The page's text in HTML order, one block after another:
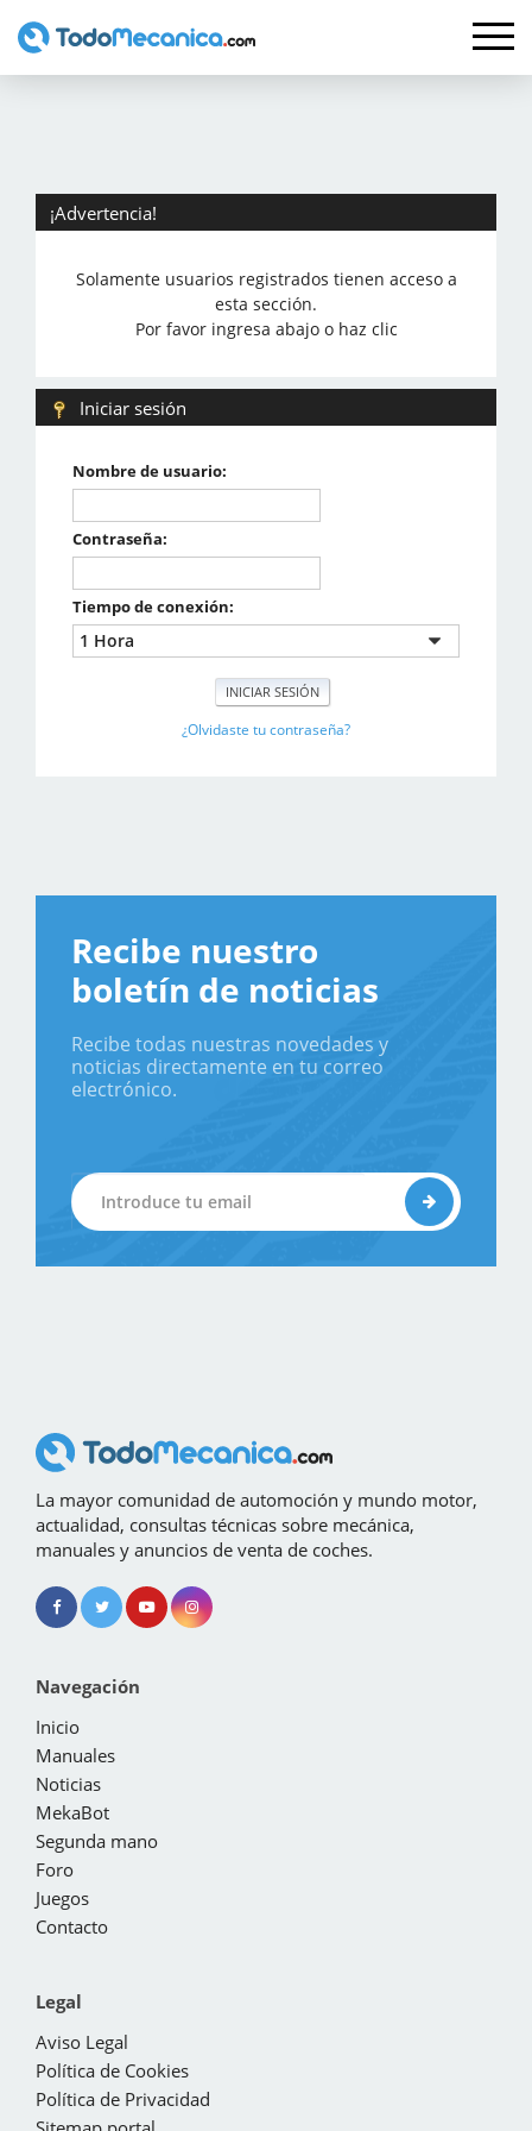
¡Advertencia!
Solamente usuarios registrados tienen acceso a
esta sección.
Por favor ingresa abajo o haz clic
Iniciar sesión
Nombre de usuario:
Contraseña:
Tiempo de conexión:
¿Olvidaste tu contraseña?
Recibe nuestro
boletín de noticias
Recibe todas nuestras novedades y
noticias directamente en tu correo
electrónico.
La mayor comunidad de automoción y mundo motor,
actualidad, consultas técnicas sobre mecánica,
manuales y anuncios de venta de coches.
Navegación
Inicio
Manuales
Noticias
MekaBot
Segunda mano
Foro
Juegos
Contacto
Legal
Aviso Legal
Política de Cookies
Política de Privacidad